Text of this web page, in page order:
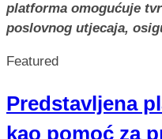
platforma omogućuje
poslovnog utjecaja,
Featured
Predstavljena
kao pomoć za